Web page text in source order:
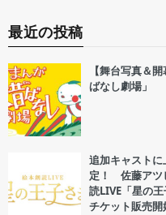
最近の投稿
【舞台写真＆
ばなし劇場」
追加キャスト
定！ 佐藤アツ
読LIVE「星の
チケット販売開